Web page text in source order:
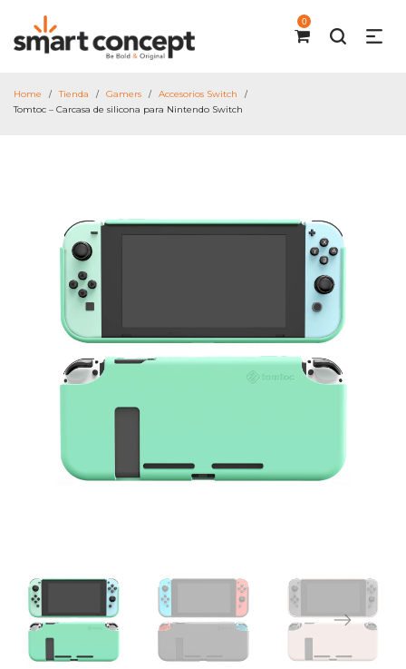
0
Home / Tienda / Gamers / Accesorios Switch /
Tomtoc – Carcasa de silicona para Nintendo Switch